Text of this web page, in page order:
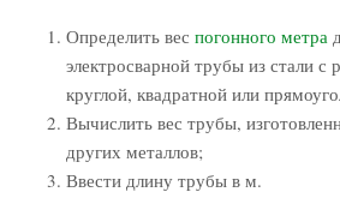
Определить вес погонного метра
электросварной трубы из стали
круглой, квадратной или
Вычислить вес трубы,
других металлов;
Ввести длину трубы в м.